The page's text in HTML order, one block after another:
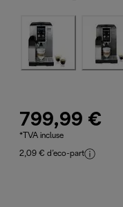
799,99 €
*TVA incluse
2,09 € d’eco-part